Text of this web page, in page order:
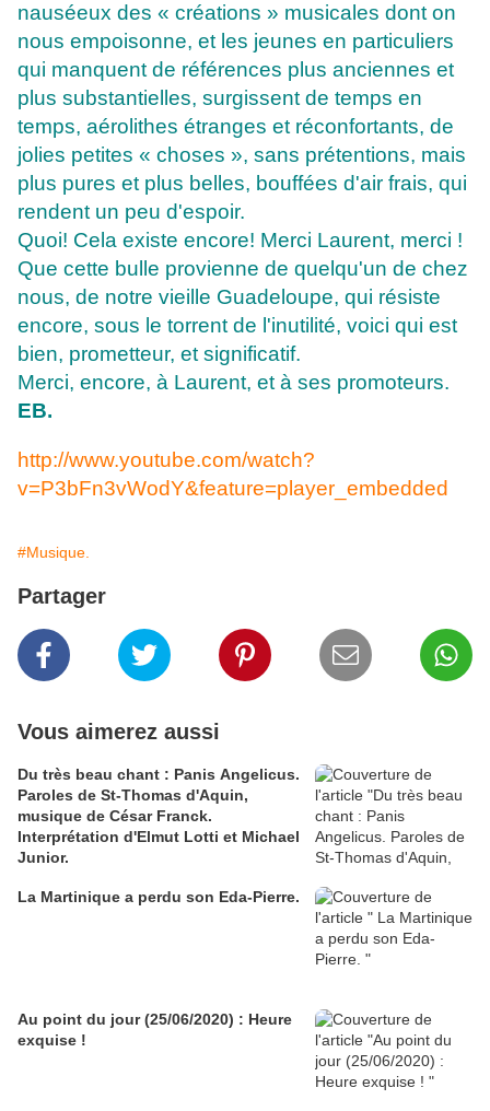
nauséeux des « créations » musicales dont on
nous empoisonne, et les jeunes en particuliers
qui manquent de références plus anciennes et
plus substantielles, surgissent de temps en
temps, aérolithes étranges et réconfortants, de
jolies petites « choses », sans prétentions, mais
plus pures et plus belles, bouffées d'air frais, qui
rendent un peu d'espoir.
Quoi! Cela existe encore! Merci Laurent, merci !
Que cette bulle provienne de quelqu'un de chez
nous, de notre vieille Guadeloupe, qui résiste
encore, sous le torrent de l'inutilité, voici qui est
bien, prometteur, et significatif.
Merci, encore, à Laurent, et à ses promoteurs.
EB.
http://www.youtube.com/watch?
v=P3bFn3vWodY&feature=player_embedded
#Musique.
Partager
Vous aimerez aussi
Du très beau chant : Panis Angelicus.
Paroles de St-Thomas d'Aquin,
musique de César Franck.
Interprétation d'Elmut Lotti et Michael
Junior.
La Martinique a perdu son Eda-Pierre.
Au point du jour (25/06/2020) : Heure
exquise !